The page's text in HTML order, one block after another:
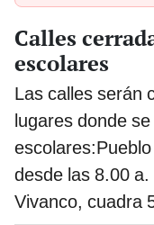
Calles
escolares
Las calles serán
lugares donde
desde las 8.00
Vivanco, cuadra